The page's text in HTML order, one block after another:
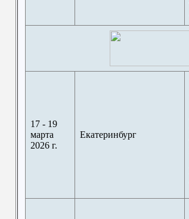
17 - 19
марта
2026 г.
Екатеринбург